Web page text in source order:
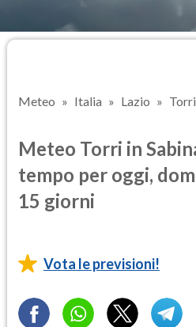
Meteo Italia Lazio
Meteo Torri in
tempo per oggi,
15 giorni
Vota le previsioni!